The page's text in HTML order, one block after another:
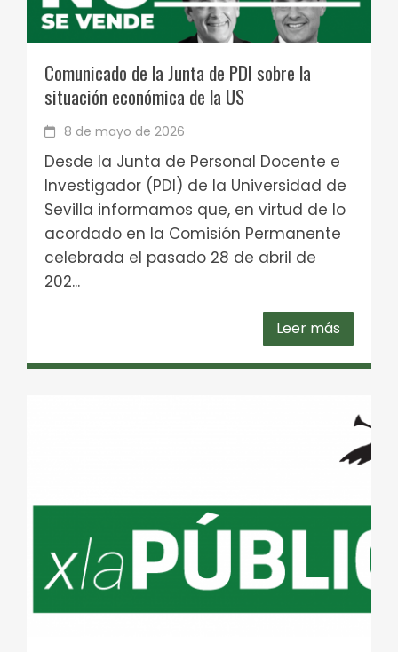
Comunicado de la Junta de PDI sobre la
situación económica de la US
8 de mayo de 2026
Desde la Junta de Personal Docente e
Investigador (PDI) de la Universidad de
Sevilla informamos que, en virtud de lo
acordado en la Comisión Permanente
celebrada el pasado 28 de abril de
202...
Leer más